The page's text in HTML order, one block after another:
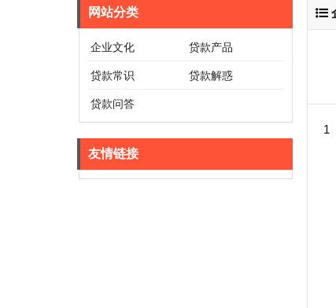
1
网站分类
企业文化 贷款产品
贷款常识 贷款解惑
贷款问答
友情链接